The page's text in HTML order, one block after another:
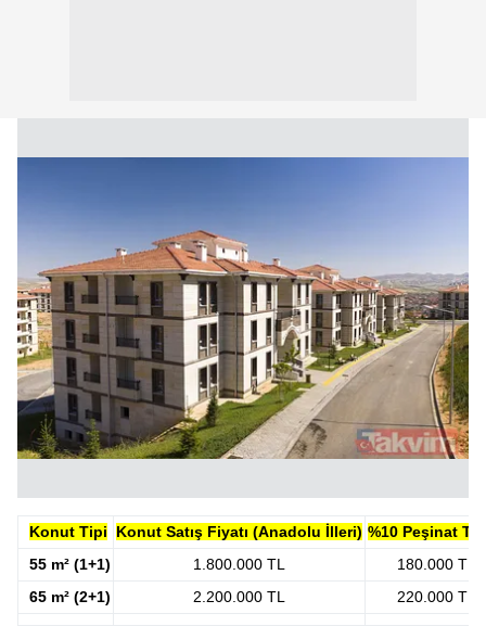
Konut Tipi Konut Satış Fiyatı (Anadolu İlleri) %10 Peşinat
55 m² (1+1)
1.800.000 TL
180.000 TL
65 m² (2+1)
2.200.000 TL 220.000 TL